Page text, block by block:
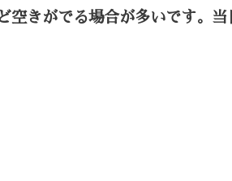
空きがでる場合が多いです。